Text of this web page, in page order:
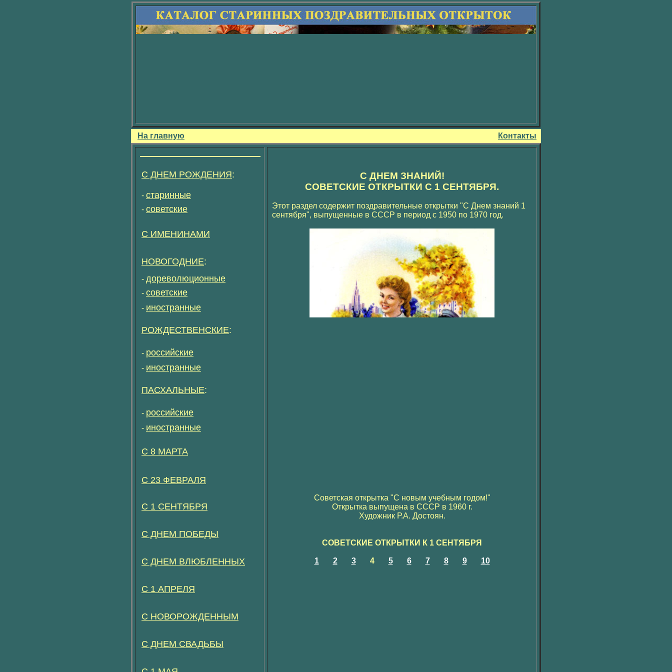
На главную Контакты
С ДНЕМ РОЖДЕНИЯ:
- старинные
- советские
С ИМЕНИНАМИ
НОВОГОДНИЕ:
- дореволюционные
- советские
- иностранные
РОЖДЕСТВЕНСКИЕ:
- российские
- иностранные
ПАСХАЛЬНЫЕ:
- российские
- иностранные
С 8 МАРТА
С 23 ФЕВРАЛЯ
С 1 СЕНТЯБРЯ
С ДНЕМ ПОБЕДЫ
С ДНЕМ ВЛЮБЛЕННЫХ
С 1 АПРЕЛЯ
С НОВОРОЖДЕННЫМ
С ДНЕМ СВАДЬБЫ
С ДНЕМ ЗНАНИЙ!
СОВЕТСКИЕ ОТКРЫТКИ С 1 СЕНТЯБРЯ.
Этот раздел содержит поздравительные открытки "С Днем знаний 1
сентября", выпущенные в СССР в период с 1950 по 1970 год.
Советская открытка "С новым учебным годом!"
Открытка выпущена в СССР в 1960 г.
Художник Р.А. Достоян.
СОВЕТСКИЕ ОТКРЫТКИ К 1 СЕНТЯБРЯ
1 2 3 4 5 6 7 8 9 10